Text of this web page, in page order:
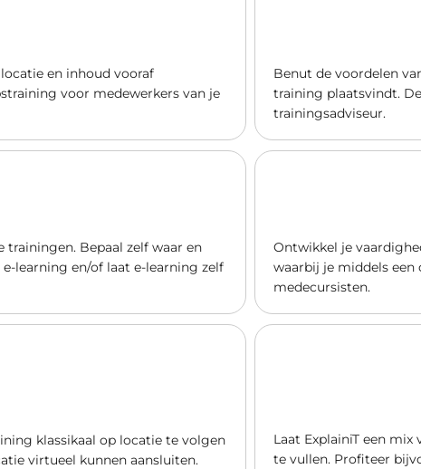
en inhoud vooraf
voor medewerkers van je
Benut de voordelen
training plaatsvindt.
trainingsadviseur.
Bepaal zelf waar en
learning en/of laat e-learning zelf
Ontwikkel je
waarbij je middels
medecursisten.
klassikaal op locatie te volgen
virtueel kunnen aansluiten.
Laat ExplainiT een
te vullen. Profiteer